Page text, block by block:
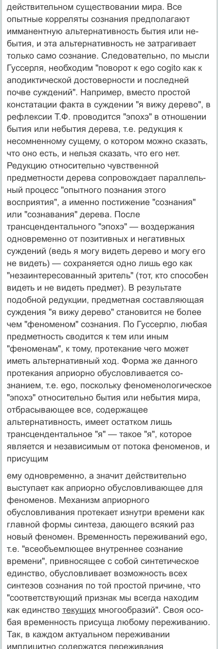
действительном суще­ствовании мира. Все
опытные корреляты сознания пред­полагают
имманентную альтернативность бытия или не­
бытия, и эта альтернативность не затрагивает
только са­мо сознание. Следовательно, по мысли
Гуссерля, необхо­дим "поворот к ego cogito как к
аподиктической досто­верности и последней
почве суждений". Например, вме­сто простой
констатации факта в суждении "я вижу де­рево", в
рефлексии Т.Ф. проводится "эпохэ" в отношении
бытия или небытия дерева, т.е. редукция к
несомненно­му сущему, о котором можно сказать,
что оно есть, и нельзя сказать, что его нет.
Редукцию относительно чув­ственной
предметности дерева сопровождает параллель­
ный процесс "опытного познания этого
восприятия", а именно постижение "сознания"
или "сознавания" дере­ва. После
трансцендентального "эпохэ" — воздержания
одновременно от позитивных и негативных
суждений (ведь я могу видеть дерево и могу его
не видеть) — со­храняется одно лишь ego как
"незаинтересованный зри­тель" (тот, кто способен
видеть и не видеть предмет). В результате
подобной редукции, предметная составляю­щая
суждения "я вижу дерево" становится не более
чем "феноменом" сознания. По Гуссерлю, любая
предмет­ность сводится к тем или иным
"феноменам", к тому, протекание чего может
иметь альтернативный ход. Фор­ма же данного
протекания априорно обусловливается со­
знанием, т.е. ego, поскольку феноменологическое
"эпо­хэ" относительно бытия или небытия мира,
отбрасываю­щее все, содержащее
альтернативность, имеет остатком лишь
трансцендентальное "я" — такое "я", которое
явля­ется и независимым от потока феноменов, и
присущим
ему одновременно, а значит действительно
выступает как априорно обусловливающее для
феноменов. Меха­низм априорного
обусловливания протекает изнутри времени как
главной формы синтеза, дающего всякий раз
новый феномен. Временность переживаний ego,
т.е. "всеобъемлющее внутреннее сознание
времени", при­вносящее с собой синтетическое
единство, обусловлива­ет возможность всех
синтезов сознания по той простой причине, что
"соответствующий признак мы всегда на­ходим
как единство текущихмногообразий". Своя осо­
бая временность присуща любому переживанию.
Так, в каждом актуальном переживании
имплицитно содержат­ся переживания